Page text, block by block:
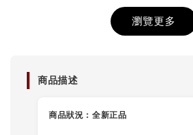
NT$ 10
衣防塵
瀏覽更多
商品描述
商品狀況： 全新正品